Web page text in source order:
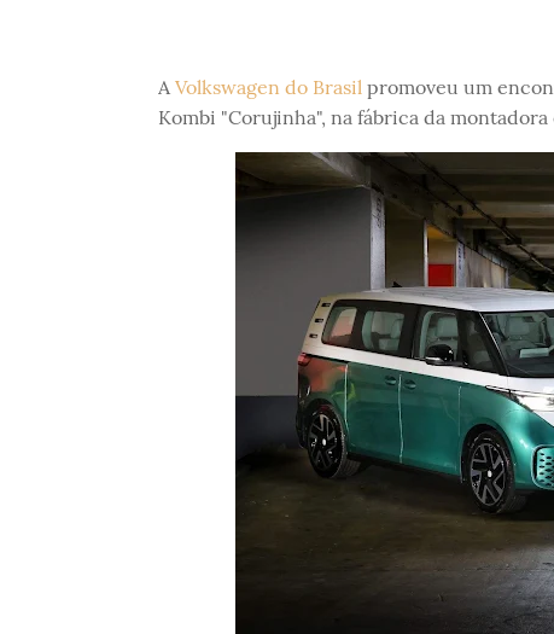
A Volkswagen do Brasilpromoveu um
Kombi "Corujinha", na fábrica da montadora